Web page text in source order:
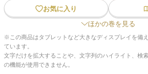
お気に入り
ほかの巻を見る
※この商品はタブレットなど大きなディスプレイを備
ています。
文字だけを拡大することや、文字列のハイライト、検
の機能が使用できません。